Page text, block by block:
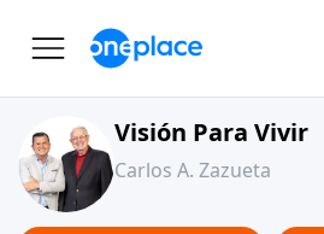
Visión Para Vivir
Carlos A. Zazueta